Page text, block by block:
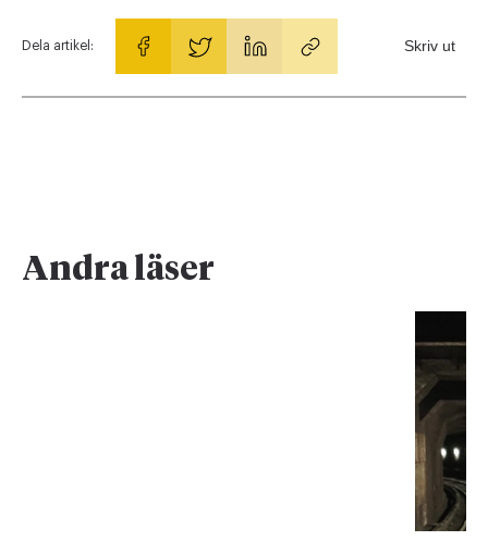
Dela artikel: Skriv ut
Andra läser